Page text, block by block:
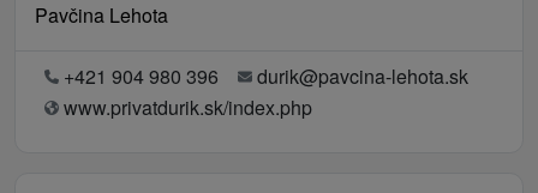
Pavčina Lehota
+421 904 980 396
durik@pavcina-lehota.sk
www.privatdurik.sk/index.php